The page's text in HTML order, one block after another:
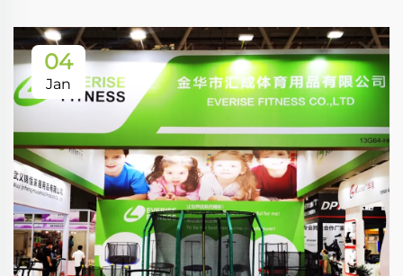
04
Jan